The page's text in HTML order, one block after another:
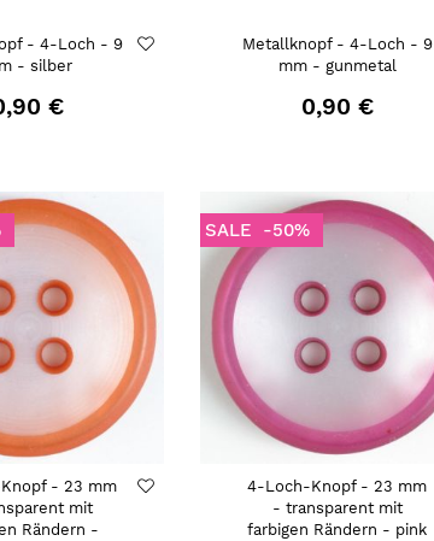
- 4-Loch - 9
- silber
€
Metallknopf - 4-Loch - 9
mm - gunmetal
0,90 €
- 23 mm
mit
Rändern -
SALE -50%
4-Loch-Knopf - 23 mm
- transparent mit
farbigen Rändern - pink